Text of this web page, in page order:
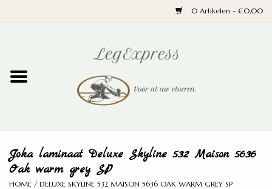
0 Artikelen - €0,00
Parket
Joka laminaat Deluxe Skyline 532 Maison 5636
Oak warm grey SP
HOME / DELUXE SKYLINE 532 MAISON 5636 OAK WARM GREY SP